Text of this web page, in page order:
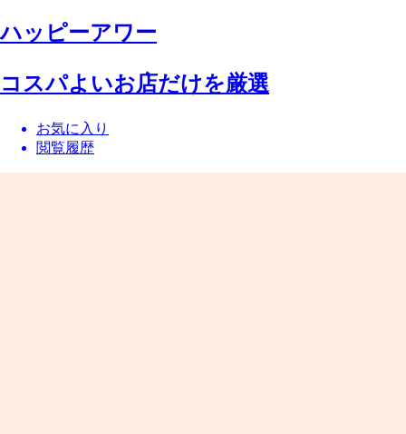
ハッピーアワー
コスパよいお店だけを厳選
お気に入り
閲覧履歴